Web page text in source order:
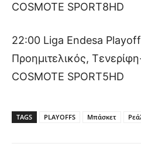
COSMOTE SPORT8HD
22:00 Liga Endesa
Προημιτελικός,
COSMOTE SPORT5HD
TAGS PLAYOFFS Μπάσκετ